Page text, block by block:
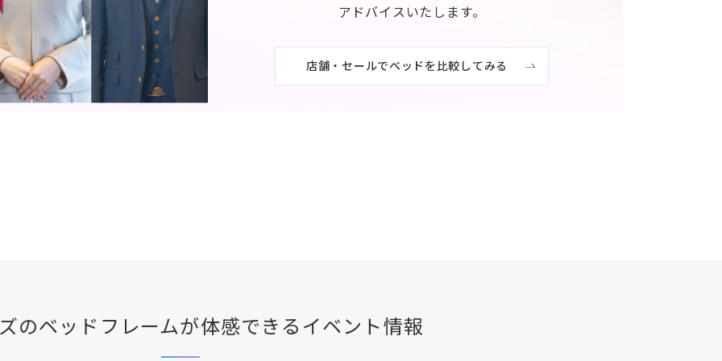
アドバイスいたします。
店舗・セールでベッドを比較してみる
のベッドフレームが体感できる イベント情報